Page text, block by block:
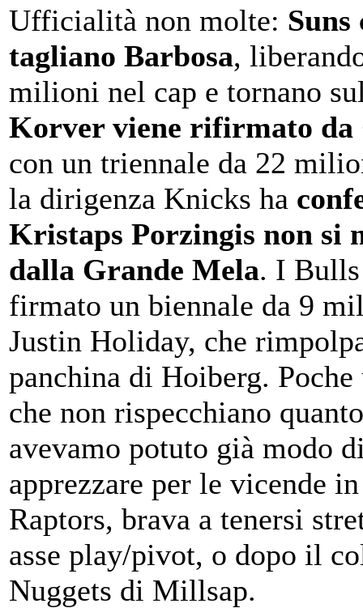
Ufficialità non molte: Suns
tagliano Barbosa,
milioni nel cap e tornano
Korver viene rifirmato da
con un triennale da 22
la dirigenza Knicks ha
Kristaps Porzingis non si
dalla Grande Mela. I
firmato un biennale da 9
Justin Holiday, che
panchina di Hoiberg.
che non rispecchiano
avevamo potuto già modo
apprezzare per le vicende in
Raptors, brava a tenersi
asse play/pivot, o dopo il
Nuggets di Millsap.